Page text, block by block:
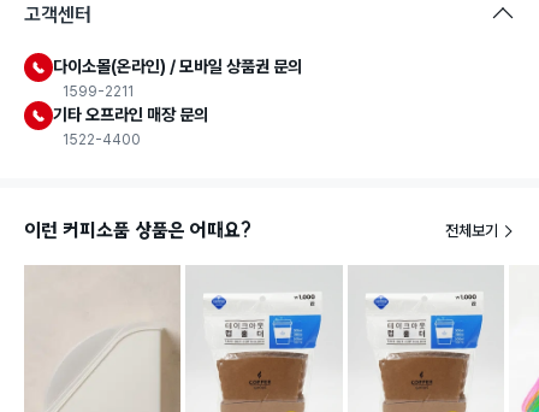
고객센터
다이소몰(온라인) / 모바일 상품권 문의
1599-2211
기타 오프라인 매장 문의
1522-4400
이런 커피소품 상품은 어때요? 전체보기